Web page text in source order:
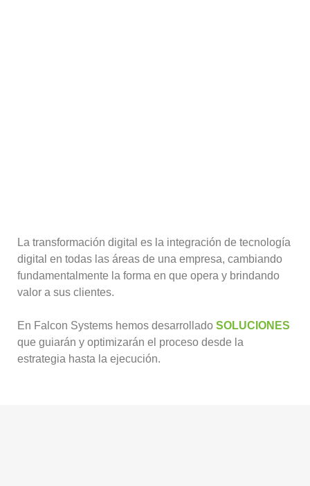
La transformación digital es la integración de tecnología
digital en todas las áreas de una empresa, cambiando
fundamentalmente la forma en que opera y brindando
valor a sus clientes.
En Falcon Systems hemos desarrollado SOLUCIONES
que guiarán y optimizarán el proceso desde la
estrategia hasta la ejecución.